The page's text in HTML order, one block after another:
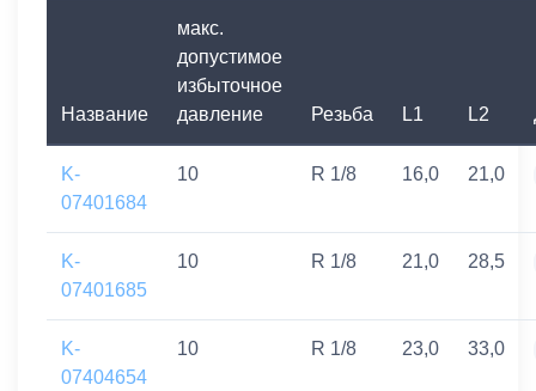
Название
макс.
допустимое
избыточное
давление
Резьба L1 L2
K-
07401684
10 R 1/8 16,0 21,0
K-
07401685
10 R 1/8 21,0 28,5
K-
07404654
10 R 1/8 23,0 33,0